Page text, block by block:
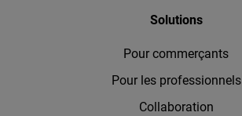
Solutions
Pour commerçants
Pour les professionnels
Collaboration